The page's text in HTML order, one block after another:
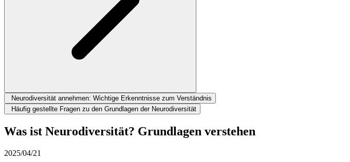
Neurodiversität annehmen: Wichtige Erkenntnisse zum Verständnis
Häufig gestellte Fragen zu den Grundlagen der Neurodiversität
Was ist Neurodiversität? Grundlagen verstehen
2025/04/21